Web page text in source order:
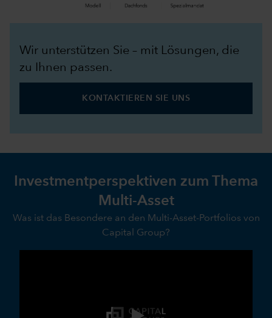
Wir unterstützen Sie – mit Lösungen, die
zu Ihnen passen.
KONTAKTIEREN SIE UNS
Investmentperspektiven zum Thema
Multi-Asset
Was ist das Besondere an den Multi-Asset-Portfolios von
Capital Group?